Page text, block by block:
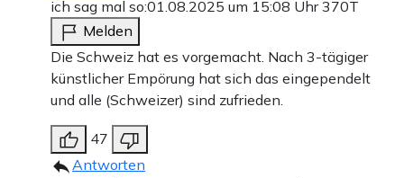
ich sag mal so:01.08.2025 um 15:08 Uhr370T
Melden
Die Schweiz hat es vorgemacht. Nach 3-tägiger
künstlicher Empörung hat sich das eingependelt
und alle (Schweizer) sind zufrieden.
47
Antworten